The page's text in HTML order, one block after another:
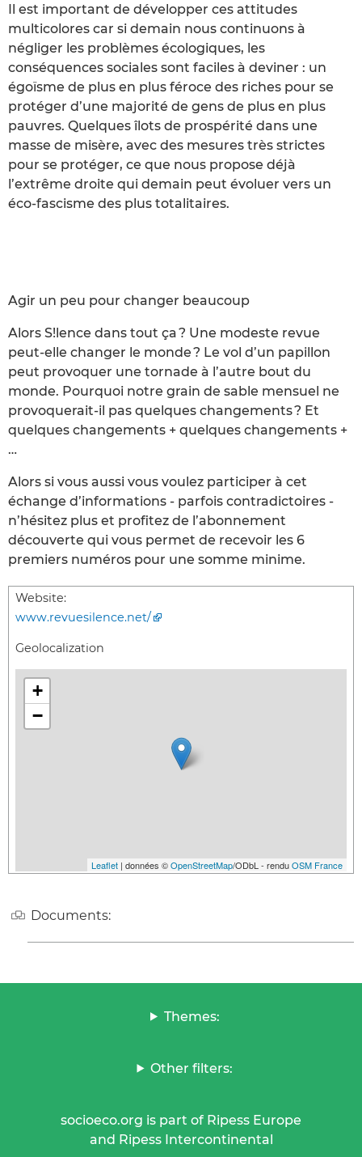
Il est important de développer ces attitudes
multicolores car si demain nous continuons à
négliger les problèmes écologiques, les
conséquences sociales sont faciles à deviner : un
égoïsme de plus en plus féroce des riches pour se
protéger d’une majorité de gens de plus en plus
pauvres. Quelques îlots de prospérité dans une
masse de misère, avec des mesures très strictes
pour se protéger, ce que nous propose déjà
l’extrême droite qui demain peut évoluer vers un
éco-fascisme des plus totalitaires.
Agir un peu pour changer beaucoup
Alors S!lence dans tout ça ? Une modeste revue
peut-elle changer le monde ? Le vol d’un papillon
peut provoquer une tornade à l’autre bout du
monde. Pourquoi notre grain de sable mensuel ne
provoquerait-il pas quelques changements ? Et
quelques changements + quelques changements +
…
Alors si vous aussi vous voulez participer à cet
échange d’informations - parfois contradictoires -
n’hésitez plus et profitez de l’abonnement
découverte qui vous permet de recevoir les 6
premiers numéros pour une somme minime.
Website:
www.revuesilence.net/
Geolocalization
+
−
Leaflet | données ©OpenStreetMap/ODbL - renduOSM France
Documents:
Themes:
Other filters:
socioeco.org is part of Ripess Europe
and Ripess Intercontinental